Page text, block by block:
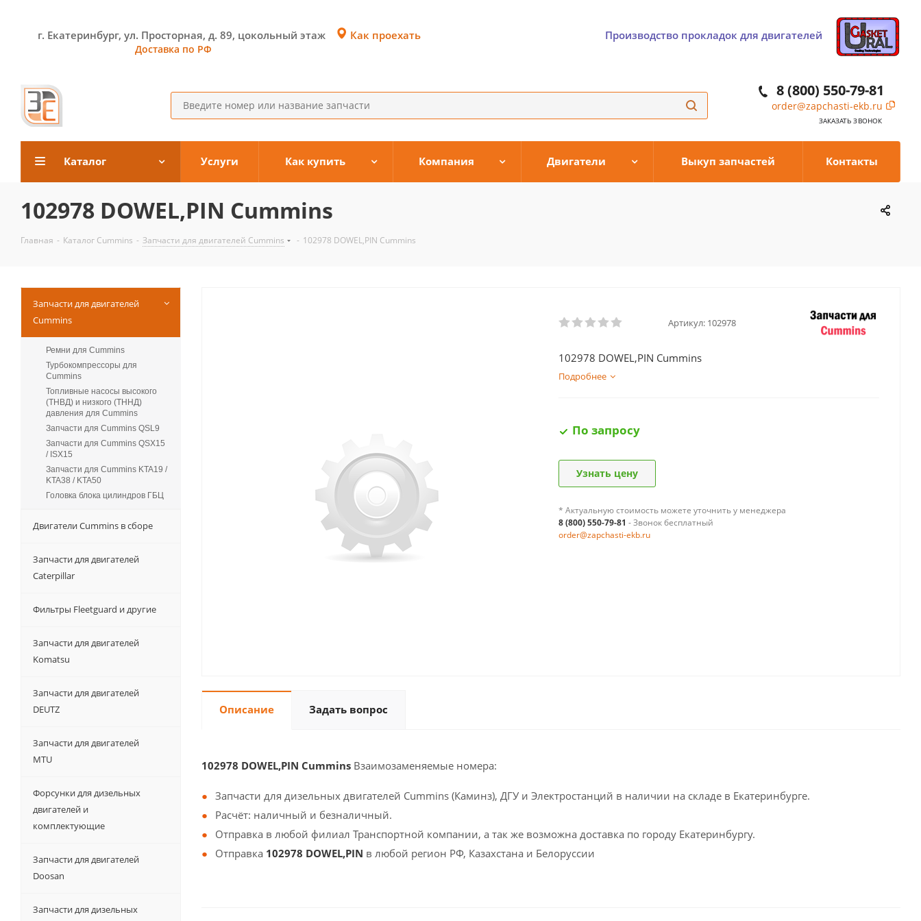
г. Екатеринбург, ул. Просторная, д. 89, цокольный этаж
Доставка по РФ
Как проехать Производство прокладок для двигателей
8 (800) 550-79-81
order@zapchasti-ekb.ru
ЗАКАЗАТЬ ЗВОНОК
Каталог Услуги Как купить Компания Двигатели Выкуп запчастей Контакты
102978 DOWEL,PIN Cummins
Главная - Каталог Cummins - Запчасти для двигателей Cummins - 102978 DOWEL,PIN Cummins
Артикул: 102978
102978 DOWEL,PIN Cummins
Подробнее
По запросу
Узнать цену
* Актуальную стоимость можете уточнить у менеджера
8 (800) 550-79-81 - Звонок бесплатный
order@zapchasti-ekb.ru
Описание Задать вопрос
102978 DOWEL,PIN Cummins Взаимозаменяемые номера:
Запчасти для дизельных двигателей Cummins (Каминз), ДГУ и Электростанций в наличии на складе в Екатеринбурге.
Расчёт: наличный и безналичный.
Отправка в любой филиал Транспортной компании, а так же возможна доставка по городу Екатеринбургу.
Отправка 102978 DOWEL,PIN в любой регион РФ, Казахстана и Белоруссии
Запчасти для двигателей
Cummins
Ремни для Cummins
Турбокомпрессоры для
Сummins
Топливные насосы высокого
(ТНВД) и низкого (ТННД)
давления для Cummins
Запчасти для Cummins QSL9
Запчасти для Cummins QSX15
/ ISX15
Запчасти для Cummins KTA19 /
KTA38 / KTA50
Головка блока цилиндров ГБЦ
Двигатели Cummins в сборе
Запчасти для двигателей
Caterpillar
Фильтры Fleetguard и другие
Запчасти для двигателей
Komatsu
Запчасти для двигателей
DEUTZ
Запчасти для двигателей
MTU
Форсунки для дизельных
двигателей и
комплектующие
Запчасти для двигателей
Doosan
Запчасти для дизельных